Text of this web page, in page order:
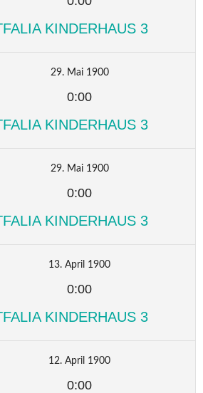
KINDERHAUS 3
29. Mai 1900
0:00
KINDERHAUS 3
29. Mai 1900
0:00
KINDERHAUS 3
13. April 1900
0:00
KINDERHAUS 3
12. April 1900
0:00